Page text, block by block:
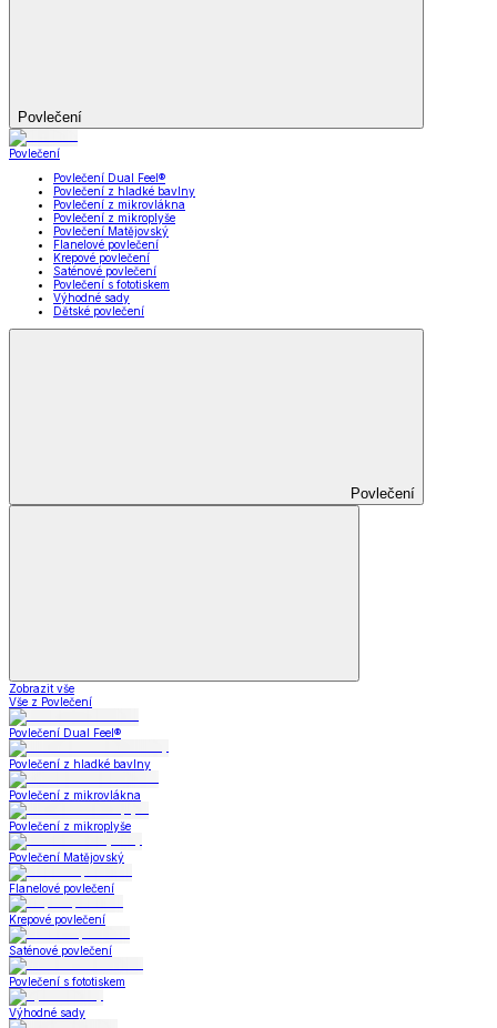
Povlečení
Povlečení
Povlečení Dual Feel®
Povlečení z hladké bavlny
Povlečení z mikrovlákna
Povlečení z mikroplyše
Povlečení Matějovský
Flanelové povlečení
Krepové povlečení
Saténové povlečení
Povlečení s fototiskem
Výhodné sady
Dětské povlečení
Povlečení
Zobrazit vše
Vše z Povlečení
Povlečení Dual Feel®
Povlečení z hladké bavlny
Povlečení z mikrovlákna
Povlečení z mikroplyše
Povlečení Matějovský
Flanelové povlečení
Krepové povlečení
Saténové povlečení
Povlečení s fototiskem
Výhodné sady